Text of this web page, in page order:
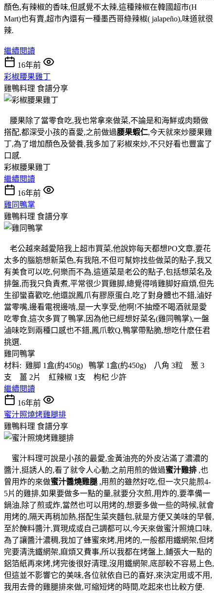
顏色,有辣椒的香味,但感覺不太辣,這種辣椒在韓國超市(H
Mart)也有賣,超市內還有一種墨西哥綠辣椒( jalapeño),味道就很
辣.
繼續閱讀
16年前
彩椒腰果雞丁
雞鴨料理 食譜分享
腰果除了當零食吃,我也常拿來做菜,不論是和海鮮或肉類做
搭配,都深受小孩的喜愛,之前做過腰果蝦仁,今天就來炒腰果雞
丁,為了增加顏色及營養,我多加了彩椒來炒,不只好看也豐富了
口感.
彩椒腰果雞丁
繼續閱讀
16年前
雞同鴨掌
雞鴨料理 食譜分享
老公越來越愛陪我上超市買菜,他說妳每天都想PO文章,要花
太多的腦筋想新菜色,有我陪,不但可幫妳找些做菜的點子,我又
有美食可以吃,何樂而不為,這道菜是老公的點子,包括想菜名及
排盤,而我只負責煮,平常很少買雞脚,總覺得啃雞脚好麻煩,但先
生卻蠻喜歡吃,他還說鳳爪有膠原蛋白,吃了對身體也不錯,滷好
當零嘴,邊看電視邊啃,是一大享受,他啊!不抽煙不喝酒就是愛
吃零食,這次多買了鴨掌,因為他已經想好菜名(雞同鴨掌),一盤
滷味吃到兩種口感也不錯,鳳爪軟Q,鴨掌帶點脆,想吃什麽任君
挑選.
雞同鴨掌
材料: 雞脚 1盒(約450g) 鴨掌 1盒(約450g) 八角 3粒 葱 3
支 薑 2片 紅辣椒 1支 枸杞 少許
繼續閱讀
16年前
蜜汁照燒烤雞腿排
雞鴨料理 食譜分享
蜜汁料理可說是小孩的最愛,金黃油亮的外皮沾滿了濃濃的
醬汁,挺誘人的,看了就令人心動,之前用煎的做過蜜汁雞排 ,也
曾用炸的來做蜜汁醬燒雞腿 ,用煎的雖然好吃,但一次只能煎4-
5片的雞排,如果要做多一點的量,就要分次煎,用炸的,要準備一
鍋油,除了煎或炸,當然也可以用烤的,想要多做一些的時候,就會
用烤的,隔天再稍加熱,搭配生菜夾麵包,就是方便又美味的早餐,
至於醃料醬汁,買現成或自己調都可以,今天來做蜜汁照燒口味,
為了讓醬汁濃稠,我加了蜂蜜來烤,用烤的,一般都用鐵網架,但烤
完要清洗鐵網架,麻煩又費事,所以我都在烤盤上,鋪張大一點的
鋁箔紙再來烤,烤完後很好清理,沒用鐵網架,底部較不容易上色,
但這並不影響它的美味,各位就依自已的喜好,來決定用或不用,
我用去骨的雞腿排來做,可縮短烤的時間,吃起來也比較方便.